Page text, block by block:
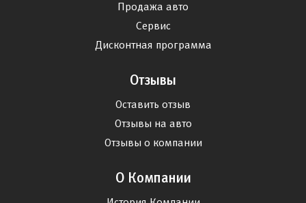
Продажа авто
Сервис
Дисконтная программа
Отзывы
Оставить отзыв
Отзывы на авто
Отзывы о компании
О Компании